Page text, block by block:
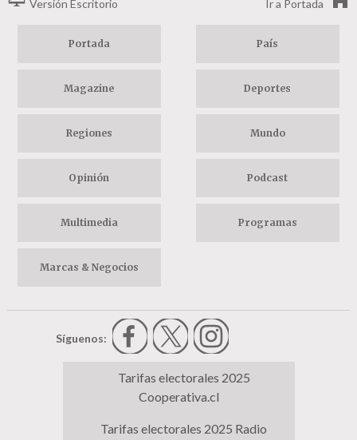
Versión Escritorio Ir a Portada
Portada País
Magazine Deportes
Regiones Mundo
Opinión Podcast
Multimedia Programas
Marcas & Negocios
Síguenos:
Tarifas electorales 2025
Cooperativa.cl
Tarifas electorales 2025 Radio